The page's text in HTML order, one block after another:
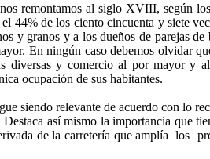
remontamos al siglo XVIII, según
44% de los ciento cincuenta y siete
y granos y a los dueños de parejas
En ningún caso debemos olvidar
diversas y comercio al por mayor y
ocupación de sus habitantes.
siendo relevante de acuerdo con lo
así mismo la importancia que
de la carretería que amplía los